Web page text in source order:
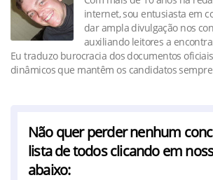
internet, sou entusiasta em
dar ampla divulgação nos
auxiliando leitores a
Eu traduzo burocracia dos documentos
dinâmicos que mantêm os candidatos
Não quer perder nenhum
lista de todos clicando em
abaixo: